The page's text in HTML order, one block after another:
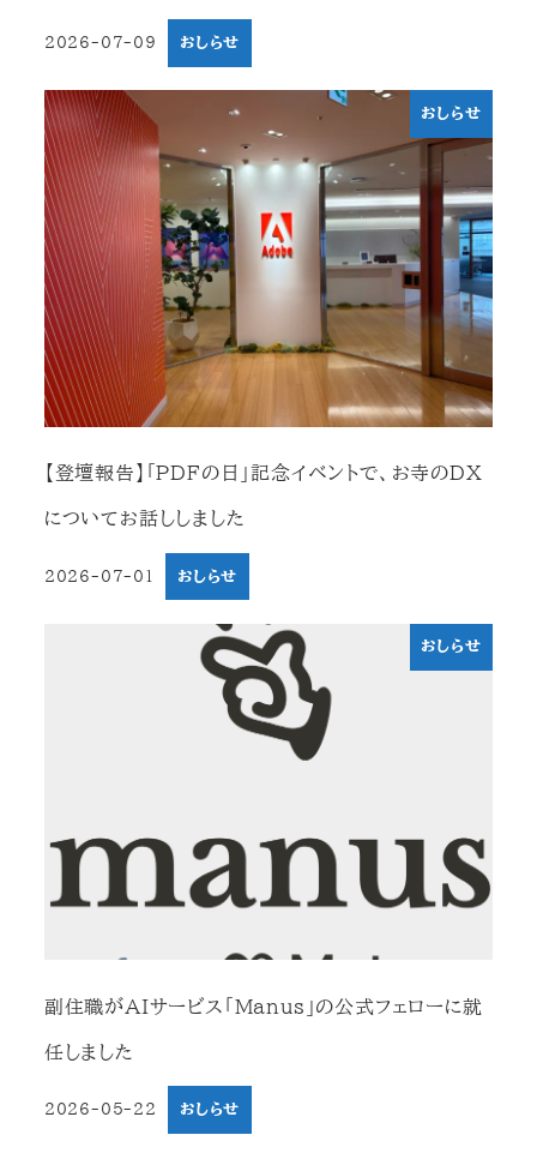
2026-07-09 おしらせ
おしらせ
【登壇報告】「PDFの日」記念イベントで、お寺のDX
についてお話ししました
2026-07-01 おしらせ
おしらせ
副住職がAIサービス「Manus」の公式フェローに就
任しました
2026-05-22 おしらせ